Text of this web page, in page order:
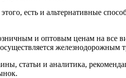
есть и альтернативные
и оптовым ценам на все
железнодорожным
статьи и аналитика,